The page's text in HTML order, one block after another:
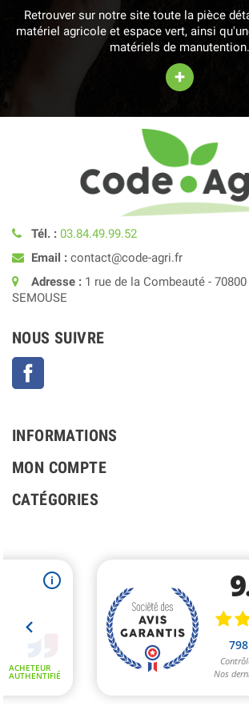
Retrouver sur notre site toute la pièce
matériel agricole et espace vert, ainsi
matériels de manutention.
+
Tél. : 03.84.49.99.52
Email : contact@code-agri.fr
Adresse : 1 rue de la Combeauté - 70800
SEMOUSE
NOUS SUIVRE
INFORMATIONS
MON COMPTE
CATÉGORIES